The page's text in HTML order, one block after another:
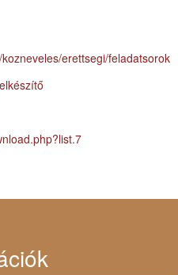
erettsegi/feladatsorok